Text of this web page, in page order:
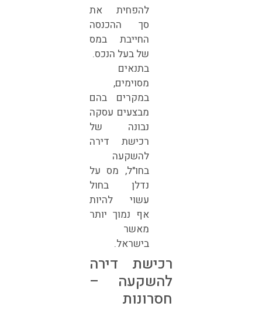
להפחית את
סך ההכנסה
החייבת במס
של בעל הנכס.
בתנאים
מסוימים,
במקרים בהם
מבצעים עסקה
נבונה של
רכישת דירה
להשקעה
בחו"ל, מס על
נדלן בחול
עשוי להיות
אף נמוך יותר
מאשר
בישראל.
רכישת דירה
להשקעה –
חסרונות